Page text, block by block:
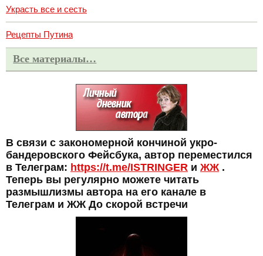
Украсть все и сесть
Рецепты Путина
Все материалы…
В связи с закономерной кончиной укро-
бандеровского Фейсбука, автор переместился
в Телеграм: https://t.me/ISTRINGER и ЖЖ .
Теперь вы регулярно можете читать
размышлизмы автора на его канале в
Телеграм и ЖЖ До скорой встречи